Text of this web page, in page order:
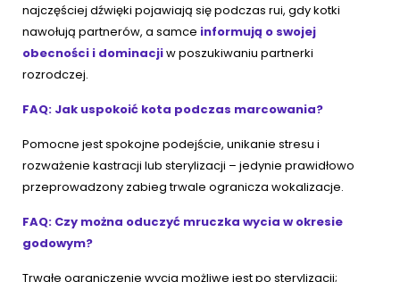
najczęściej dźwięki pojawiają się podczas rui, gdy kotki
nawołują partnerów, a samce informują o swojej
obecności i dominacjiw poszukiwaniu partnerki
rozrodczej.
FAQ: Jak uspokoić kota podczas marcowania?
Pomocne jest spokojne podejście, unikanie stresu i
rozważenie kastracji lub sterylizacji – jedynie prawidłowo
przeprowadzony zabieg trwale ogranicza wokalizacje.
FAQ: Czy można oduczyć mruczka wycia w okresie
godowym?
Trwałe ograniczenie wycia możliwe jest po sterylizacji;